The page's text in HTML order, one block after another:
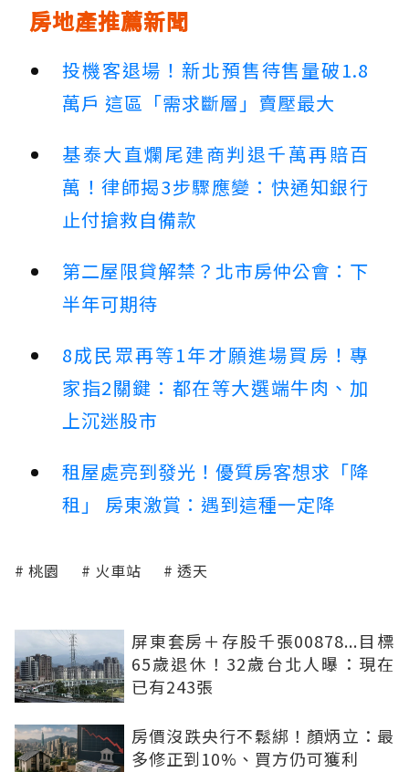
房地產推薦新聞
投機客退場！新北預售待售量破1.8
萬戶 這區「需求斷層」賣壓最大
基泰大直爛尾建商判退千萬再賠百
萬！律師揭3步驟應變：快通知銀行
止付搶救自備款
第二屋限貸解禁？北市房仲公會：下
半年可期待
8成民眾再等1年才願進場買房！專
家指2關鍵：都在等大選端牛肉、加
上沉迷股市
租屋處亮到發光！優質房客想求「降
租」 房東激賞：遇到這種一定降
桃園 火車站 透天
屏東套房＋存股千張00878...目標
65歲退休！32歲台北人曝：現在
已有243張
房價沒跌央行不鬆綁！顏炳立：最
多修正到10%、買方仍可獲利